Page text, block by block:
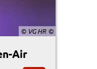
© VG HR
Air